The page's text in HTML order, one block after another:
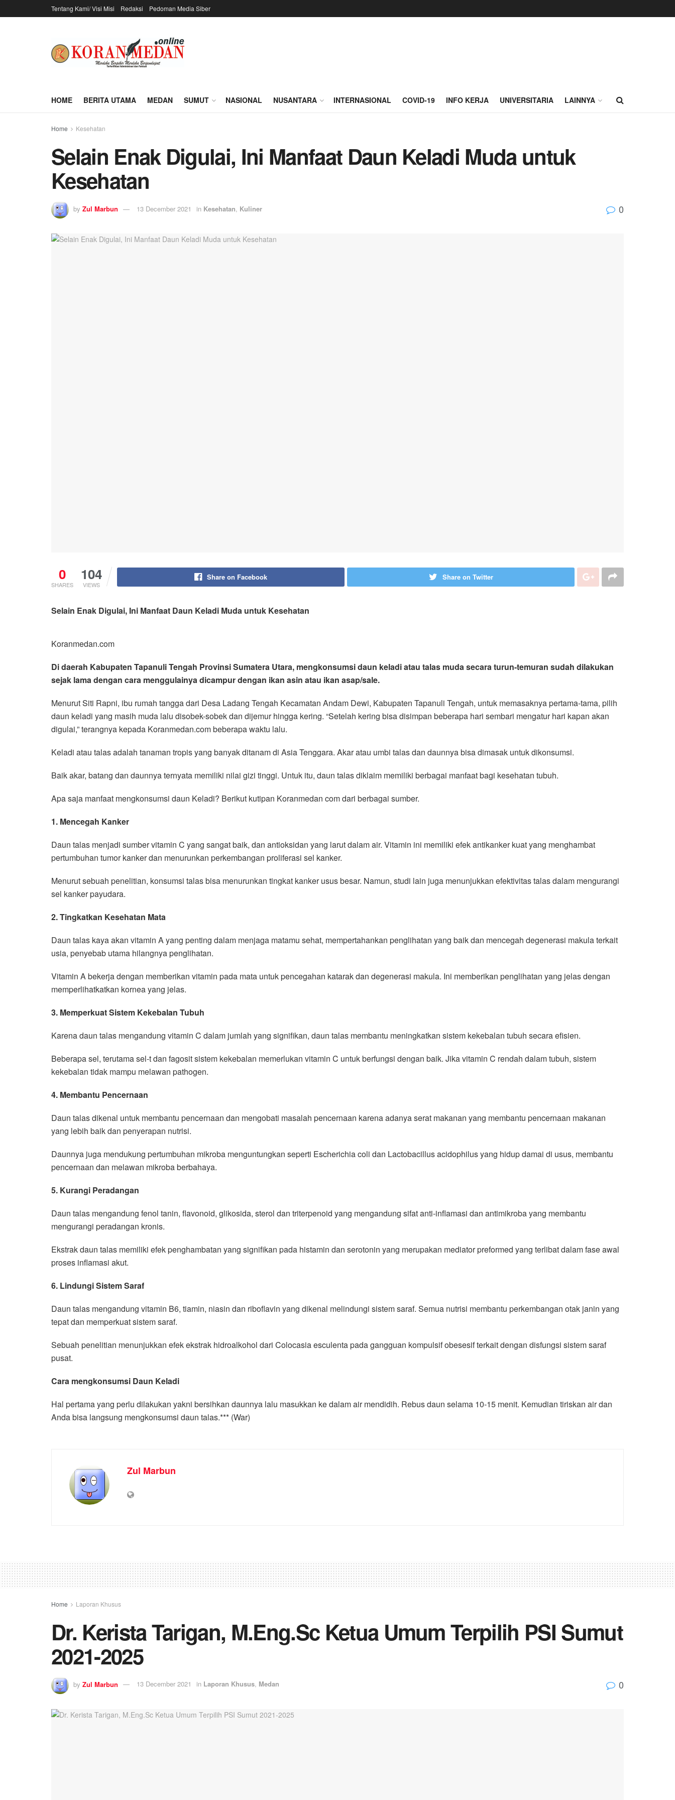
Tentang Kami/ Visi Misi Redaksi Pedoman Media Siber
HOME BERITA UTAMA MEDAN SUMUT NASIONAL NUSANTARA INTERNASIONAL COVID-19 INFO KERJA UNIVERSITARIA LAINNYA
Home Kesehatan
Selain Enak Digulai, Ini Manfaat Daun Keladi Muda untuk
Kesehatan
by Zul Marbun 13 December 2021 in Kesehatan, Kuliner 0
0
SHARES
104
VIEWS
Share on Facebook Share on Twitter
Selain Enak Digulai, Ini Manfaat Daun Keladi Muda untuk Kesehatan
Koranmedan.com
Di daerah Kabupaten Tapanuli Tengah Provinsi Sumatera Utara, mengkonsumsi daun keladi atau talas muda secara turun-temuran sudah dilakukan
sejak lama dengan cara menggulainya dicampur dengan ikan asin atau ikan asap/sale.
Menurut Siti Rapni, ibu rumah tangga dari Desa Ladang Tengah Kecamatan Andam Dewi, Kabupaten Tapanuli Tengah, untuk memasaknya pertama-tama, pilih
daun keladi yang masih muda lalu disobek-sobek dan dijemur hingga kering. “Setelah kering bisa disimpan beberapa hari sembari mengatur hari kapan akan
digulai,” terangnya kepada Koranmedan.com beberapa waktu lalu.
Keladi atau talas adalah tanaman tropis yang banyak ditanam di Asia Tenggara. Akar atau umbi talas dan daunnya bisa dimasak untuk dikonsumsi.
Baik akar, batang dan daunnya ternyata memiliki nilai gizi tinggi. Untuk itu, daun talas diklaim memiliki berbagai manfaat bagi kesehatan tubuh.
Apa saja manfaat mengkonsumsi daun Keladi? Berikut kutipan Koranmedan com dari berbagai sumber.
1. Mencegah Kanker
Daun talas menjadi sumber vitamin C yang sangat baik, dan antioksidan yang larut dalam air. Vitamin ini memiliki efek antikanker kuat yang menghambat
pertumbuhan tumor kanker dan menurunkan perkembangan proliferasi sel kanker.
Menurut sebuah penelitian, konsumsi talas bisa menurunkan tingkat kanker usus besar. Namun, studi lain juga menunjukkan efektivitas talas dalam mengurangi
sel kanker payudara.
2. Tingkatkan Kesehatan Mata
Daun talas kaya akan vitamin A yang penting dalam menjaga matamu sehat, mempertahankan penglihatan yang baik dan mencegah degenerasi makula terkait
usia, penyebab utama hilangnya penglihatan.
Vitamin A bekerja dengan memberikan vitamin pada mata untuk pencegahan katarak dan degenerasi makula. Ini memberikan penglihatan yang jelas dengan
memperlihatkatkan kornea yang jelas.
3. Memperkuat Sistem Kekebalan Tubuh
Karena daun talas mengandung vitamin C dalam jumlah yang signifikan, daun talas membantu meningkatkan sistem kekebalan tubuh secara efisien.
Beberapa sel, terutama sel-t dan fagosit sistem kekebalan memerlukan vitamin C untuk berfungsi dengan baik. Jika vitamin C rendah dalam tubuh, sistem
kekebalan tidak mampu melawan pathogen.
4. Membantu Pencernaan
Daun talas dikenal untuk membantu pencernaan dan mengobati masalah pencernaan karena adanya serat makanan yang membantu pencernaan makanan
yang lebih baik dan penyerapan nutrisi.
Daunnya juga mendukung pertumbuhan mikroba menguntungkan seperti Escherichia coli dan Lactobacillus acidophilus yang hidup damai di usus, membantu
pencernaan dan melawan mikroba berbahaya.
5. Kurangi Peradangan
Daun talas mengandung fenol tanin, flavonoid, glikosida, sterol dan triterpenoid yang mengandung sifat anti-inflamasi dan antimikroba yang membantu
mengurangi peradangan kronis.
Ekstrak daun talas memiliki efek penghambatan yang signifikan pada histamin dan serotonin yang merupakan mediator preformed yang terlibat dalam fase awal
proses inflamasi akut.
6. Lindungi Sistem Saraf
Daun talas mengandung vitamin B6, tiamin, niasin dan riboflavin yang dikenal melindungi sistem saraf. Semua nutrisi membantu perkembangan otak janin yang
tepat dan memperkuat sistem saraf.
Sebuah penelitian menunjukkan efek ekstrak hidroalkohol dari Colocasia esculenta pada gangguan kompulsif obesesif terkait dengan disfungsi sistem saraf
pusat.
Cara mengkonsumsi Daun Keladi
Hal pertama yang perlu dilakukan yakni bersihkan daunnya lalu masukkan ke dalam air mendidih. Rebus daun selama 10-15 menit. Kemudian tiriskan air dan
Anda bisa langsung mengkonsumsi daun talas.*** (War)
Zul Marbun
Home Laporan Khusus
Dr. Kerista Tarigan, M.Eng.Sc Ketua Umum Terpilih PSI Sumut
2021-2025
by Zul Marbun 13 December 2021 in Laporan Khusus, Medan 0